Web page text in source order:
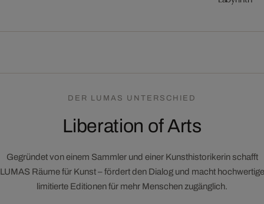
DER LUMAS UNTERSCHIED
Liberation of Arts
Gegründet von einem Sammler und einer Kunsthistorikerin schafft
LUMAS Räume für Kunst – fördert den Dialog und macht hochwertige
limitierte Editionen für mehr Menschen zugänglich.